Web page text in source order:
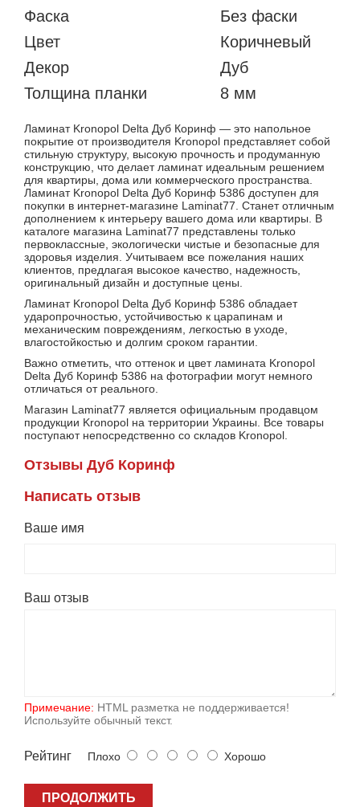
Фаска
Без фаски
Цвет
Коричневый
Декор
Дуб
Толщина планки
8 мм
Ламинат Kronopol Delta Дуб Коринф — это напольное
покрытие от производителя Kronopol представляет собой
стильную структуру, высокую прочность и продуманную
конструкцию, что делает ламинат идеальным решением
для квартиры, дома или коммерческого пространства.
Ламинат Kronopol Delta Дуб Коринф 5386 доступен для
покупки в интернет-магазине Laminat77. Станет отличным
дополнением к интерьеру вашего дома или квартиры. В
каталоге магазина Laminat77 представлены только
первоклассные, экологически чистые и безопасные для
здоровья изделия. Учитываем все пожелания наших
клиентов, предлагая высокое качество, надежность,
оригинальный дизайн и доступные цены.
Ламинат Kronopol Delta Дуб Коринф 5386 обладает
ударопрочностью, устойчивостью к царапинам и
механическим повреждениям, легкостью в уходе,
влагостойкостью и долгим сроком гарантии.
Важно отметить, что оттенок и цвет ламината Kronopol
Delta Дуб Коринф 5386 на фотографии могут немного
отличаться от реального.
Магазин Laminat77 является официальным продавцом
продукции Kronopol на территории Украины. Все товары
поступают непосредственно со складов Kronopol.
Отзывы Дуб Коринф
Написать отзыв
Ваше имя
Ваш отзыв
Примечание: HTML разметка не поддерживается!
Используйте обычный текст.
Рейтинг Плохо Хорошо
ПРОДОЛЖИТЬ